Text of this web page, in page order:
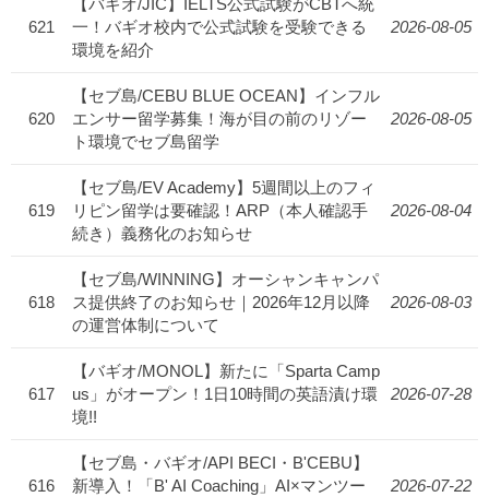
621
一！バギオ校内で公式試験を受験できる
環境を紹介
2026-08-05
620
【セブ島/CEBU BLUE OCEAN】インフル
エンサー留学募集！海が目の前のリゾー
ト環境でセブ島留学
2026-08-05
619
【セブ島/EV Academy】5週間以上のフィ
リピン留学は要確認！ARP（本人確認手
続き）義務化のお知らせ
2026-08-04
618
【セブ島/WINNING】オーシャンキャンパ
ス提供終了のお知らせ｜2026年12月以降
の運営体制について
2026-08-03
617
【バギオ/MONOL】新たに「Sparta Camp
us」がオープン！1日10時間の英語漬け環
境!!
2026-07-28
616
【セブ島・バギオ/API BECI・B'CEBU】
新導入！「B' AI Coaching」AI×マンツー
2026-07-22